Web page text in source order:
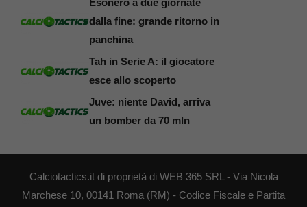
dalla fine: grande ritorno in
panchina
Tah in Serie A: il giocatore
esce allo scoperto
Juve: niente David, arriva
un bomber da 70 mln
Calciotactics.it di proprietà di WEB 365 SRL - Via Nicola
Marchese 10, 00141 Roma (RM) - Codice Fiscale e Partita